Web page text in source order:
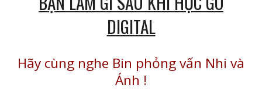
DIGITAL
Hãy cùng nghe Bin phỏng vấn Nhi và
Ánh !